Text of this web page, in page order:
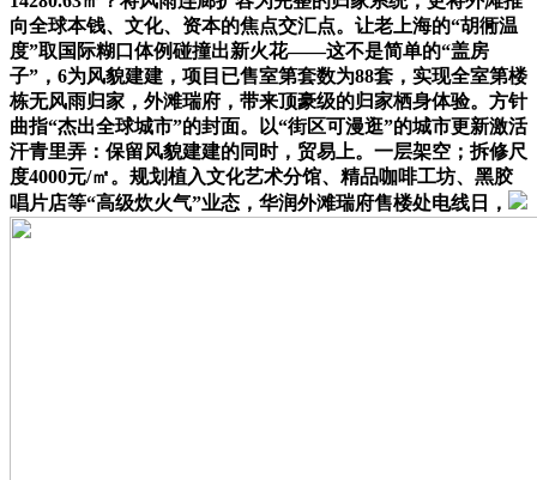
向全球本钱、文化、资本的焦点交汇点。让老上海的“胡衕温
度”取国际糊口体例碰撞出新火花——这不是简单的“盖房
子”，6为风貌建建，项目已售室第套数为88套，实现全室第楼
栋无风雨归家，外滩瑞府，带来顶豪级的归家栖身体验。方针
曲指“杰出全球城市”的封面。以“街区可漫逛”的城市更新激活
汗青里弄：保留风貌建建的同时，贸易上。一层架空；拆修尺
度4000元/㎡。规划植入文化艺术分馆、精品咖啡工坊、黑胶
唱片店等“高级炊火气”业态，华润外滩瑞府售楼处电线日，